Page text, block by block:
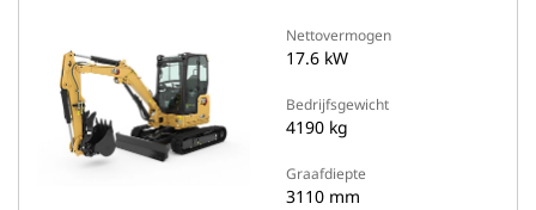
Nettovermogen
17.6 kW
Bedrijfsgewicht
4190 kg
Graafdiepte
3110 mm